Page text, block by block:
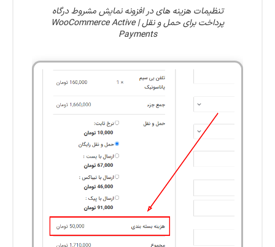
تنظیمات هزینه های در افزونه نمایش مشروط درگاه
پرداخت برای حمل و نقل | WooCommerce Active
Payments